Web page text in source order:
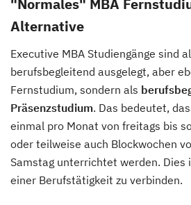
"Normales" MBA
Alternative
Executive MBA Studiengänge sind
berufsbegleitend ausgelegt, aber
Fernstudium, sondern als
Präsenzstudium. Das bedeutet,
einmal pro Monat von freitags bis
oder teilweise auch Blockwochen
Samstag unterrichtet werden. Dies
einer Berufstätigkeit zu verbinden.